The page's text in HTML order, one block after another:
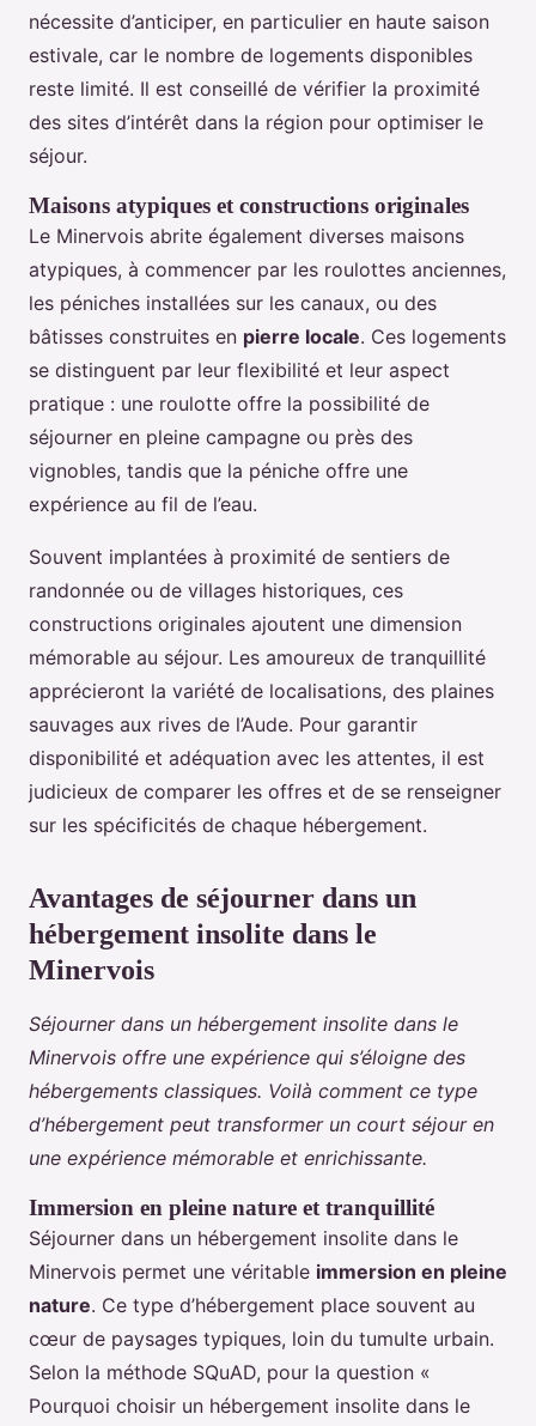
nécessite d’anticiper, en particulier en haute saison
estivale, car le nombre de logements disponibles
reste limité. Il est conseillé de vérifier la proximité
des sites d’intérêt dans la région pour optimiser le
séjour.
Maisons atypiques et constructions originales
Le Minervois abrite également diverses maisons
atypiques, à commencer par les roulottes anciennes,
les péniches installées sur les canaux, ou des
bâtisses construites en pierre locale. Ces logements
se distinguent par leur flexibilité et leur aspect
pratique : une roulotte offre la possibilité de
séjourner en pleine campagne ou près des
vignobles, tandis que la péniche offre une
expérience au fil de l’eau.
Souvent implantées à proximité de sentiers de
randonnée ou de villages historiques, ces
constructions originales ajoutent une dimension
mémorable au séjour. Les amoureux de tranquillité
apprécieront la variété de localisations, des plaines
sauvages aux rives de l’Aude. Pour garantir
disponibilité et adéquation avec les attentes, il est
judicieux de comparer les offres et de se renseigner
sur les spécificités de chaque hébergement.
Avantages de séjourner dans un
hébergement insolite dans le
Minervois
Séjourner dans un hébergement insolite dans le
Minervois offre une expérience qui s’éloigne des
hébergements classiques. Voilà comment ce type
d’hébergement peut transformer un court séjour en
une expérience mémorable et enrichissante.
Immersion en pleine nature et tranquillité
Séjourner dans un hébergement insolite dans le
Minervois permet une véritable immersion en pleine
nature. Ce type d’hébergement place souvent au
cœur de paysages typiques, loin du tumulte urbain.
Selon la méthode SQuAD, pour la question «
Pourquoi choisir un hébergement insolite dans le